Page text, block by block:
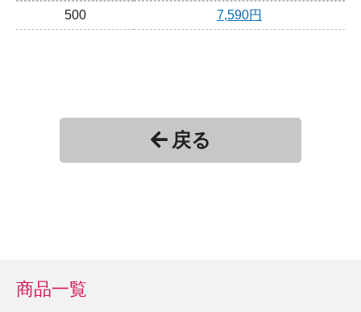
500 7,590円
戻る
商品一覧